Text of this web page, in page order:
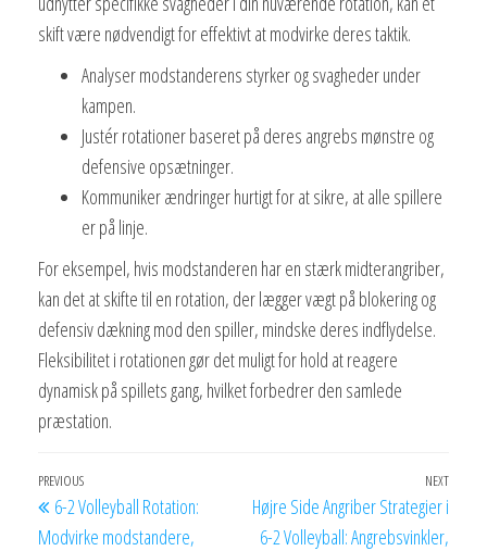
skift være nødvendigt for effektivt at modvirke deres taktik.
Analyser modstanderens styrker og svagheder under
kampen.
Justér rotationer baseret på deres angrebs mønstre og
defensive opsætninger.
Kommuniker ændringer hurtigt for at sikre, at alle spillere
er på linje.
For eksempel, hvis modstanderen har en stærk midterangriber,
kan det at skifte til en rotation, der lægger vægt på blokering og
defensiv dækning mod den spiller, mindske deres indflydelse.
Fleksibilitet i rotationen gør det muligt for hold at reagere
dynamisk på spillets gang, hvilket forbedrer den samlede
præstation.
Post
navigation
Previous
Post
PREVIOUS
6-2 Volleyball Rotation:
Modvirke modstandere,
Next
NEXT
Højre Side Angriber Strategier i
6-2 Volleyball: Angrebsvinkler,